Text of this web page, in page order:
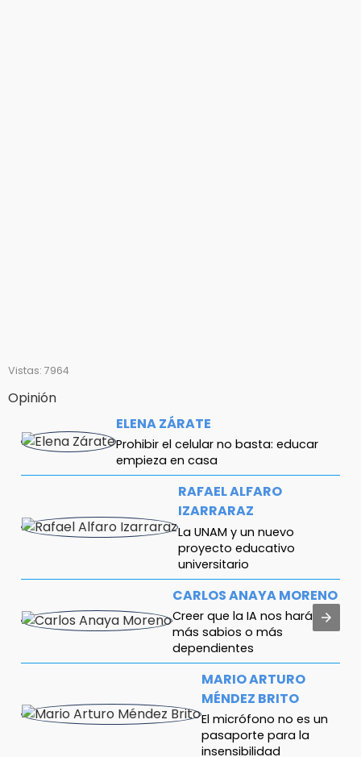
Vistas: 7964
Opinión
ELENA ZÁRATE
Prohibir el celular no basta: educar
empieza en casa
RAFAEL ALFARO
IZARRARAZ
La UNAM y un nuevo
proyecto educativo
universitario
CARLOS ANAYA MORENO
Creer que la IA nos hará
más sabios o más
dependientes
MARIO ARTURO
MÉNDEZ BRITO
El micrófono no es un
pasaporte para la
insensibilidad